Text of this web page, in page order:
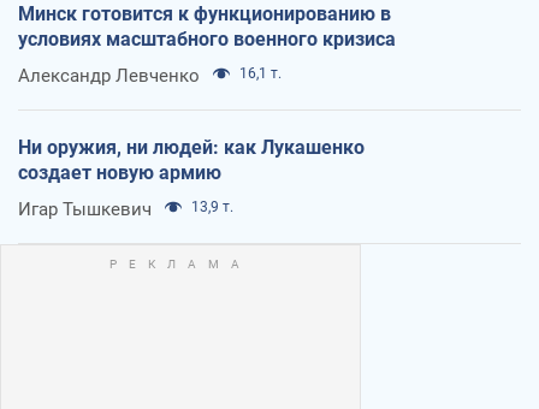
Минск готовится к функционированию в
условиях масштабного военного кризиса
Александр Левченко 16,1 т.
Ни оружия, ни людей: как Лукашенко
создает новую армию
Игар Тышкевич 13,9 т.